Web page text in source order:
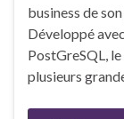
business de
Développé
PostGreSQL,
plusieurs